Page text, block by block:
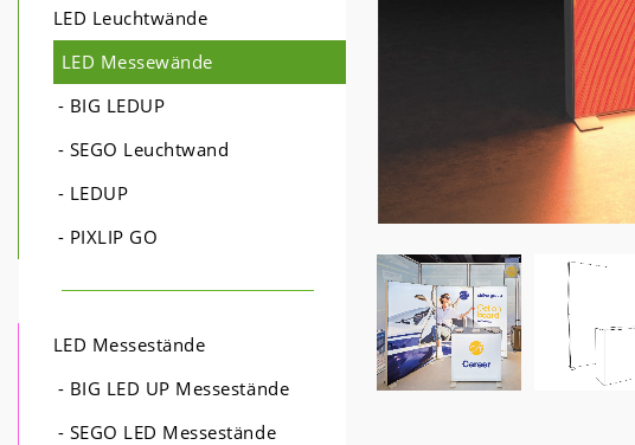
LED Leuchtwände
LED Messewände
- BIG LEDUP
- SEGO Leuchtwand
- LEDUP
- PIXLIP GO
LED Messestände
- BIG LED UP Messestände
- SEGO LED Messestände